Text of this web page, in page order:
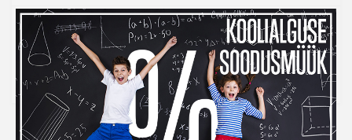
Toode on laos, tarneaeg 1-3 tööpäeva
See toode tuuakse sulle tasuta koju kätte
14 päeva tagastusõigus internetist ostmisel
Kampaania